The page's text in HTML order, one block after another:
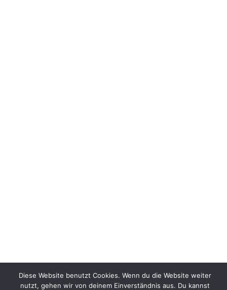
Diese Website benutzt Cookies. Wenn du die Website weiter
nutzt, gehen wir von deinem Einverständnis aus. Du kannst